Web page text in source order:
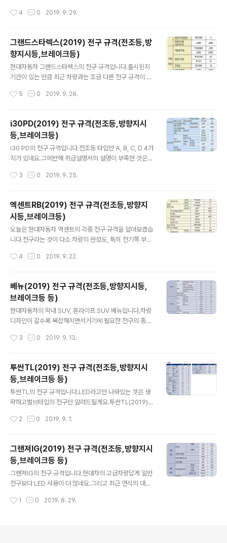
취급설명서(메뉴얼,사용설명서)에 전구 교환 방법이구체적
9) 전구 규격(전조등,방향지시등,브레이크등) 안개등 : H8
/ 35W 전조등 : H4 / 55 or 60W ( * 참고 : H4 규격은
필라멘트가 2개인 더블 전구로, 전구 1개로 상하향등 모두
지원)앞 방향지시등-차폭등 : P27-PY27 / 8W-8W보조
방향지시등(판넬장착) : W5W / 5W보조 방향지시등(미러
앞 실내등(안경보관함 미장착차량) : FESTO..
4 0 2019. 9. 29.
그랜드스타렉스(2019) 전구 규격(전조등,방
향지시등,브레이크등)
현대자동차 그랜드스타렉스의 전구 규격입니다.출시된지
기간이 있는 만큼 최근 차량과는 조금 다른 전구 규격이 많
구요.그랜드스타렉스(2019) 전구 규격 FRONT전조등(상
/ 5W방향지시등 : PY21W / 21W안개등 : H8 / 35W방
향지시등(옆) : WY5W / 5W REAR제동등-미등 : P28-
8W / 27W-8W방향지시등 : PY27W / 27W & PY21 /
21W후퇴등(후진등) : W16W / 16W번호등(번호판등) :
W5W / 5W 실내맵램프 : W10W / 10W뒷도어계단등 :
5 0 2019. 9. 28.
i30PD(2019) 전구 규격(전조등,방향지시
등,브레이크등)
i30 PD의 전구 규격입니다.전조등 타입만 A, B, C, D 4가
지가 있네요.그에반해 취급설명서의 설명이 부족한 것은
구조에 따라 전구 규격이 달라지니참고하시기 바랍니다.i3
RONT 전조등하향등A, B타입 : H7LL, 55WC, D타입 :
LED상향등A, B타입 : 9005HL+, 60WC, D타입 : LED
방향지시등A, B타입 : PY21W, 21WC, D타입 : LED미등
전타입 : W5W, 5W REAR 후퇴등 : W16W, 16W방향지
시등 : PY21W, 21W제동등/미등A타입 : P21/5WB, C타
3 0 2019. 9. 25.
엑센트RB(2019) 전구 규격(전조등,방향지
시등,브레이크등)
오늘은 현대자동차 엑센트의 각종 전구 규격을 알아보겠습
니다.전구라는 것이 다소 차량의 완성도, 특히 전기쪽 부분
별로 특별히 잘 고장나는 전구가 있기 마련입니다.차량의
의 하자 때문에도 발생할 수 있지요. 운전을 하다보면 유별
나게 약속이라도 한 듯전구가 고장난 상태로 다니는 차량
들이 보이기도 합니다. 전구는 물론 정비소에서 저렴하고
쉽게 교환할 수도 있지만직접 작업하기에 결코 어려운 것
이 아니기 때문에차량에 맞는 전구들을 구비해놓고 교환
가 별 것 아닌 것 같지만하나가 고장 나면 정말 보기 싫거나
4 0 2019. 9. 22.
베뉴(2019) 전구 규격(전조등,방향지시등,
브레이크등 등)
현대자동차의 막내 SUV, 혼라이프 SUV 베뉴입니다.차량
디자인이 갈수록 복잡해지면서거기에 필요한 전구의 종류
이 아니므로 제외합니다.베뉴(2019) 전구 규격(전조등,방
로우빔 보조(코너링 램프) : H7 / 55W방향지시등 : 21W
/ 21W방향지시등(실외) : WY5W / 5W REAR미등-제동
등 : P21-5W / 21W-5W방향지시등 : PY21W / 21W번
호등(번호판등) : W5W / 5W후퇴등(후진등) : W16W / 1
6W보조제동등 : W16W / 16W * 출처 : 현대자동차
3 0 2019. 9. 13.
투싼TL(2019) 전구 규격(전조등,방향지시
등,브레이크등 등)
투싼TL의 전구 규격입니다.LED라고만 나와있는 것은 생
략하고벌브타입의 전구만 알려드릴게요.투싼TL(2019)
조등하향 : H7 / 55W상향 : HB3 / 60W방향지시등 : PY
1-5W / 21W-5W미등 : W5W / 5W방향지시등 : P21W
/ 21W후퇴등(후진등) : W16W / 16W번호판등 : W5W /
5W * 출처 : 현대자동차
2 0 2019. 9. 1.
그랜져IG(2019) 전구 규격(전조등,방향지시
등,브레이크등 등)
그랜져IG의 전구 규격입니다.현대차의 고급차량답게 일반
전구보다 LED 사용이 더 많네요.그리고 최근 연식의 대부
D는 나열 의미가 없으므로 일반 전구 규격만 공유합니다.
1 0 2019. 8. 29.